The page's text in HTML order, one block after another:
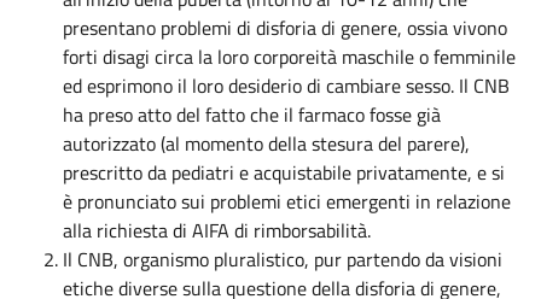
presentano problemi di disforia di genere, ossia vivono
forti disagi circa la loro corporeità maschile o femminile
ed esprimono il loro desiderio di cambiare sesso. Il CNB
ha preso atto del fatto che il farmaco fosse già
autorizzato (al momento della stesura del parere),
prescritto da pediatri e acquistabile privatamente, e si
è pronunciato sui problemi etici emergenti in relazione
alla richiesta di AIFA di rimborsabilità.
Il CNB, organismo pluralistico, pur partendo da visioni
etiche diverse sulla questione della disforia di genere,